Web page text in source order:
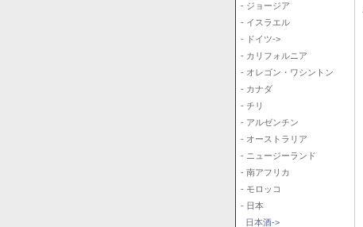
- ジョージア
- イスラエル
- ドイツ->
- カリフォルニア
- オレゴン・ワシントン
- カナダ
- チリ
- アルゼンチン
- オーストラリア
- ニュージーランド
- 南アフリカ
- モロッコ
- 日本
日本酒->